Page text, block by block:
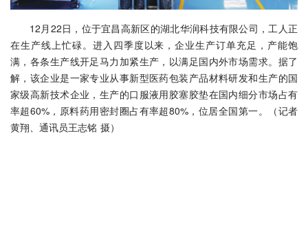
12月22日，位于宜昌高新区的湖北华润科技有限公司，工人正
在生产线上忙碌。进入四季度以来，企业生产订单充足，产能饱
满，各条生产线开足马力加紧生产，以满足国内外市场需求。据了
解，该企业是一家专业从事新型医药包装产品材料研发和生产的国
家级高新技术企业，生产的口服液用胶塞胶垫在国内细分市场占有
率超60%，原料药用密封圈占有率超80%，位居全国第一。（记者
黄翔、通讯员王志铭 摄）